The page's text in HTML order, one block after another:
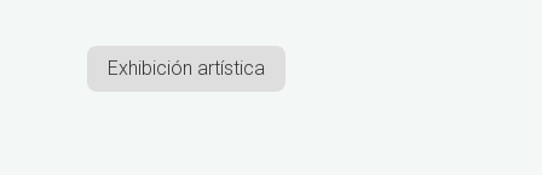
Exhibición artística